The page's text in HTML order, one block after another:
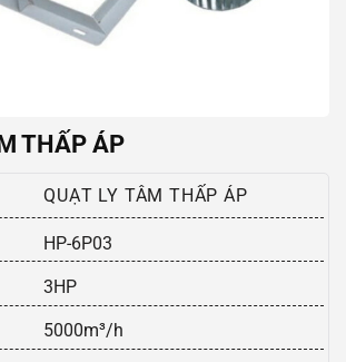
THẤP ÁP
QUẠT LY TÂM THẤP ÁP
HP-6P03
3HP
5000m³/h